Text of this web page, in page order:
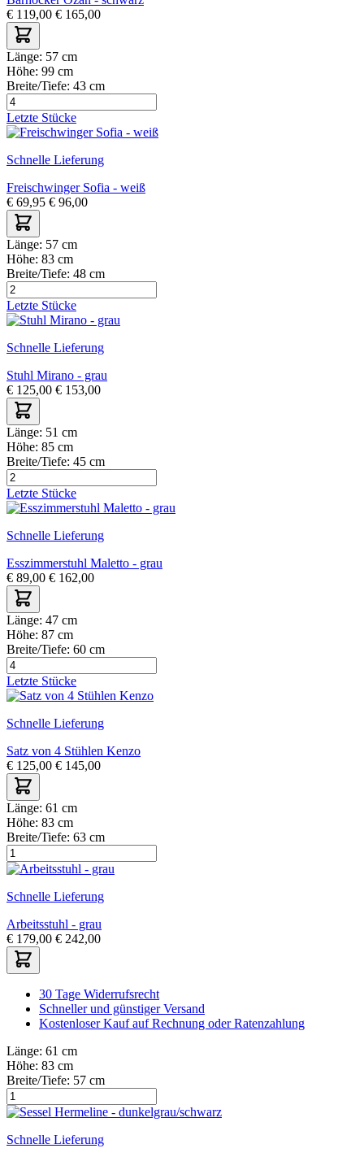
€ 119,00 € 165,00
Länge: 57 cm
Höhe: 99 cm
Breite/Tiefe: 43 cm
Letzte Stücke
Schnelle Lieferung
Freischwinger Sofia - weiß
€ 69,95 € 96,00
Länge: 57 cm
Höhe: 83 cm
Breite/Tiefe: 48 cm
Letzte Stücke
Schnelle Lieferung
Stuhl Mirano - grau
€ 125,00 € 153,00
Länge: 51 cm
Höhe: 85 cm
Breite/Tiefe: 45 cm
Letzte Stücke
Schnelle Lieferung
Esszimmerstuhl Maletto - grau
€ 89,00 € 162,00
Länge: 47 cm
Höhe: 87 cm
Breite/Tiefe: 60 cm
Letzte Stücke
Schnelle Lieferung
Satz von 4 Stühlen Kenzo
€ 125,00 € 145,00
Länge: 61 cm
Höhe: 83 cm
Breite/Tiefe: 63 cm
Schnelle Lieferung
Arbeitsstuhl - grau
€ 179,00 € 242,00
30 Tage Widerrufsrecht
Schneller und günstiger Versand
Kostenloser Kauf auf Rechnung oder Ratenzahlung
Länge: 61 cm
Höhe: 83 cm
Breite/Tiefe: 57 cm
Schnelle Lieferung